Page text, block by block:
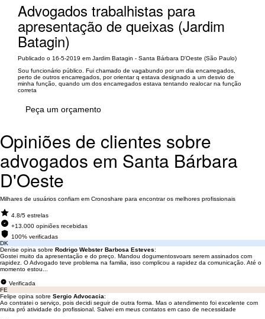
Advogados trabalhistas para
apresentação de queixas (Jardim
Batagin)
Publicado o 16-5-2019 em Jardim Batagin - Santa Bárbara D'Oeste (São Paulo)
Sou funcionário público. Fui chamado de vagabundo por um dia encarregados,
perto de outros encarregados, por orientar q estava designado a um desvio de
minha função, quando um dos encarregados estava tentando realocar na função
correta
Peça um orçamento
Opiniões de clientes sobre
advogados em Santa Bárbara
D'Oeste
Milhares de usuários confiam em Cronoshare para encontrar os melhores profissionais
4.8/5 estrelas
+13.000 opiniões recebidas
100% verificadas
DK
Denise opina sobre Rodrigo Webster Barbosa Esteves:
Gostei muito da apresentação e do preço. Mandou dogumentosvoars serem assinados com
rapidez. O Advogado teve problema na familia, isso complicou a rapidez da comunicação. Até o
momento estou...
Verificada
FE
Felipe opina sobre Sergio Advocacia:
Ao contratei o serviço, pois decidi seguir de outra forma. Mas o atendimento foi excelente com
muita pró atividade do profissional. Salvei em meus contatos em caso de necessidade